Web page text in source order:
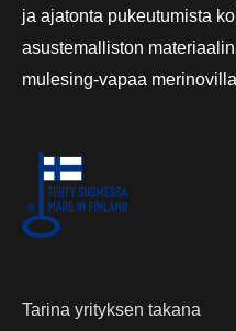
ja ajatonta pukeutumista
asustemalliston
mulesing-vapaa
Tarina yrityksen takana